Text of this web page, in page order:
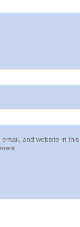
email, and website in